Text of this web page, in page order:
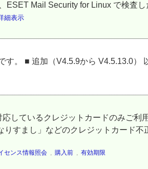
ESET Mail Security for Linux で検査
細表示
す。 ■ 追加（V4.5.9から V4.5.13.0）
しているクレジットカードのみご利
すまし」などのクレジットカード不
センス情報照会 , 購入前 , 有効期限